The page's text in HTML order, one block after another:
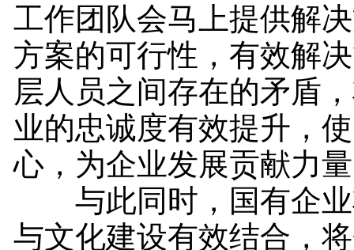
工作团队会马上提供解
方案的可行性，有效解
层人员之间存在的矛盾
业的忠诚度有效提升，
心，为企业发展贡献力
与此同时，国有企业
与文化建设有效结合，